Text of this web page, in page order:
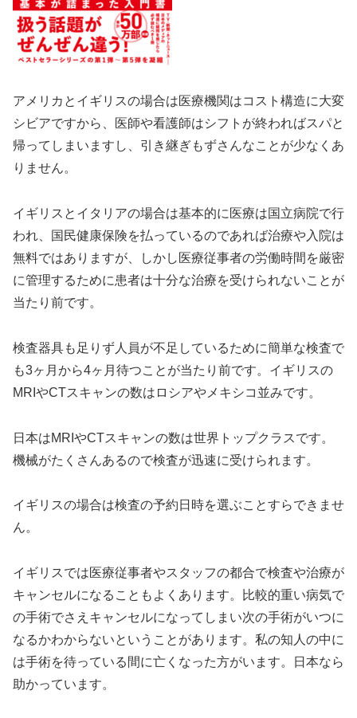
アメリカとイギリスの場合は医療機関はコスト構造に大変
シビアですから、医師や看護師はシフトが終わればスパと
帰ってしまいますし、引き継ぎもずさんなことが少なくあ
りません。
イギリスとイタリアの場合は基本的に医療は国立病院で行
われ、国民健康保険を払っているのであれば治療や入院は
無料ではありますが、しかし医療従事者の労働時間を厳密
に管理するために患者は十分な治療を受けられないことが
当たり前です。
検査器具も足りず人員が不足しているために簡単な検査で
も3ヶ月から4ヶ月待つことが当たり前です。イギリスの
MRIやCTスキャンの数はロシアやメキシコ並みです。
日本はMRIやCTスキャンの数は世界トップクラスです。
機械がたくさんあるので検査が迅速に受けられます。
イギリスの場合は検査の予約日時を選ぶことすらできませ
ん。
イギリスでは医療従事者やスタッフの都合で検査や治療が
キャンセルになることもよくあります。比較的重い病気で
の手術でさえキャンセルになってしまい次の手術がいつに
なるかわからないということがあります。私の知人の中に
は手術を待っている間に亡くなった方がいます。日本なら
助かっています。